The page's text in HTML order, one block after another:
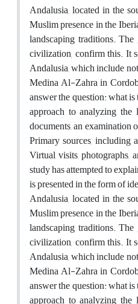
Andalusia, located in the
Muslim presence in the
landscaping traditions.
civilization, confirm this. It
Andalusia, which include
Medina Al-Zahra in
answer the question: what
approach to analyzing
documents, an examination
Primary sources, including
Virtual visits, photographs,
study has attempted to
is presented in the form of
Andalusia, located in the
Muslim presence in the
landscaping traditions.
civilization, confirm this. It
Andalusia, which include
Medina Al-Zahra in
answer the question: what
approach to analyzing